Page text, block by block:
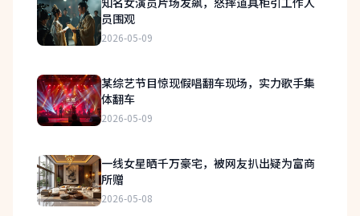
员围观
2026-05-09
某综艺节目惊现假唱翻车现场，实力歌手集
体翻车
2026-05-09
一线女星晒千万豪宅，被网友扒出疑为富商
所赠
2026-05-08